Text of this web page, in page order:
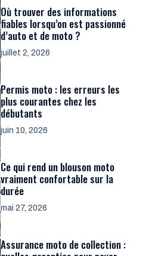
Où trouver des informations
fiables lorsqu’on est passionné
d’auto et de moto ?
juillet 2, 2026
Permis moto : les erreurs les
plus courantes chez les
débutants
juin 10, 2026
Ce qui rend un blouson moto
vraiment confortable sur la
durée
mai 27, 2026
Assurance moto de collection :